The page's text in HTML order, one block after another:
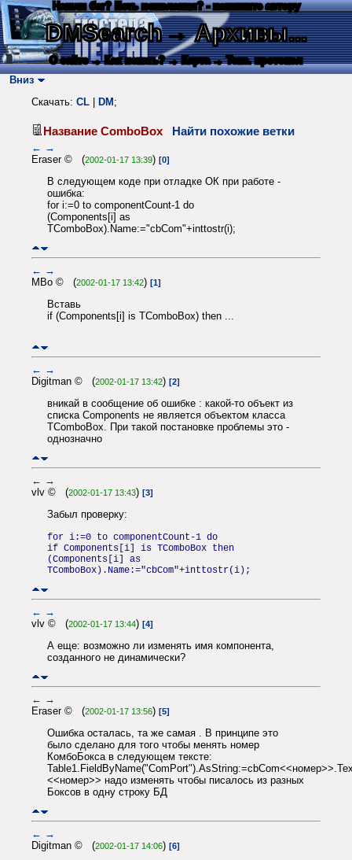
Нашли баг? Есть пожелания? - напишите автору
DMSearch→ Архивы...
О сайте → Как искать? → Карта → Текс. протокол
Вниз
Скачать: CL DM ;
Название ComboBox Найти похожие ветки
← →
Eraser © (2002-01-17 13:39) [0]
В следующем коде при отладке ОК при работе -
ошибка:
for i:=0 to componentCount-1 do
(Components[i] as
TComboBox).Name:="cbCom"+inttostr(i);
← →
MBo © (2002-01-17 13:42) [1]
Вставь
if (Components[i] is TComboBox) then ...
← →
Digitman © (2002-01-17 13:42) [2]
вникай в сообщение об ошибке : какой-то объект из
списка Components не является объектом класса
TComboBox. При такой постановке проблемы это -
однозначно
← →
vlv © (2002-01-17 13:43) [3]
Забыл проверку:
for i:=0 to componentCount-1 do
if Components[i] is TComboBox then
(Components[i] as
TComboBox).Name:="cbCom"+inttostr(i);
← →
vlv © (2002-01-17 13:44) [4]
А еще: возможно ли изменять имя компонента,
созданного не динамически?
← →
Eraser © (2002-01-17 13:56) [5]
Ошибка осталась, та же самая . В принципе это
было сделано для того чтобы менять номер
КомбоБокса в следующем тексте:
<<номер>> надо изменять чтобы писалось из разных
Боксов в одну строку БД
← →
Digitman © (2002-01-17 14:06) [6]